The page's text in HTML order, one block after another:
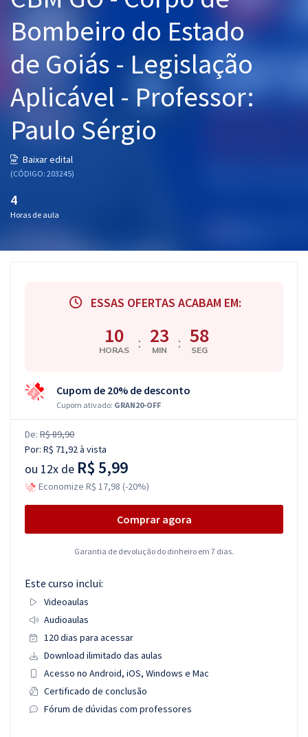
Graduação
Mentorias
Questões grátis
Conteúdo gratuito
Blog
Bombeiro do Estado
de Goiás - Legislação
Aplicável - Professor:
Paulo Sérgio
Baixar edital
(CÓDIGO: 203245)
4
Horas de aula
ESSAS OFERTAS ACABAM EM:
10
HORAS : 23
MIN : 57
SEG
Cupom de 20% de desconto
Cupom ativado: GRAN20-OFF
De: R$ 89,90
Por: R$ 71,92à vista
ou 12x de R$ 5,99
Economize R$ 17,98 (-20%)
Comprar agora
Garantia de devolução do dinheiro em 7 dias.
Este curso inclui:
Videoaulas
Audioaulas
120 dias para acessar
Download ilimitado das aulas
Acesso no Android, iOS, Windows e Mac
Certificado de conclusão
Fórum de dúvidas com professores